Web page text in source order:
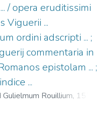
/ opera eruditissimi
Viguerii ...
ordini adscripti ... ;
commentaria in
epistolam ... ;
...
Gulielmum Rouillium, 1571
1518?-1589